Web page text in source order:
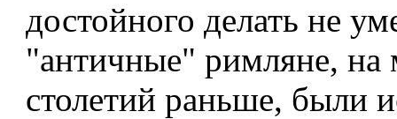
достойного делать не
"античные" римляне, на
столетий раньше, были